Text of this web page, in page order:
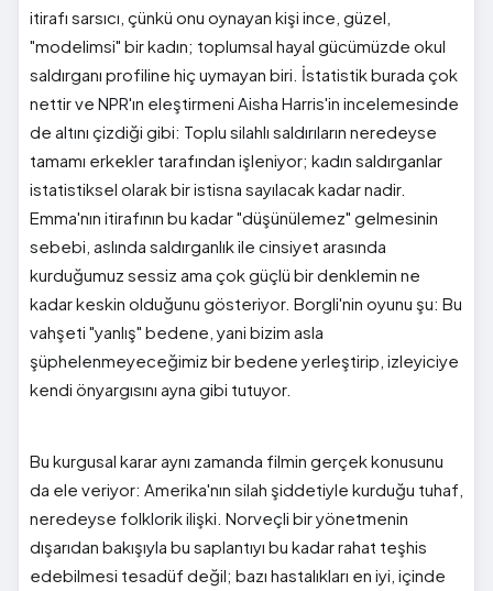
itirafı sarsıcı, çünkü onu oynayan kişi ince, güzel,
"modelimsi" bir kadın; toplumsal hayal gücümüzde okul
saldırganı profiline hiç uymayan biri. İstatistik burada çok
nettir ve NPR'ın eleştirmeni Aisha Harris'in incelemesinde
de altını çizdiği gibi: Toplu silahlı saldırıların neredeyse
tamamı erkekler tarafından işleniyor; kadın saldırganlar
istatistiksel olarak bir istisna sayılacak kadar nadir.
Emma'nın itirafının bu kadar "düşünülemez" gelmesinin
sebebi, aslında saldırganlık ile cinsiyet arasında
kurduğumuz sessiz ama çok güçlü bir denklemin ne
kadar keskin olduğunu gösteriyor. Borgli'nin oyunu şu: Bu
vahşeti "yanlış" bedene, yani bizim asla
şüphelenmeyeceğimiz bir bedene yerleştirip, izleyiciye
kendi önyargısını ayna gibi tutuyor.
Bu kurgusal karar aynı zamanda filmin gerçek konusunu
da ele veriyor: Amerika'nın silah şiddetiyle kurduğu tuhaf,
neredeyse folklorik ilişki. Norveçli bir yönetmenin
dışarıdan bakışıyla bu saplantıyı bu kadar rahat teşhis
edebilmesi tesadüf değil; bazı hastalıkları en iyi, içinde